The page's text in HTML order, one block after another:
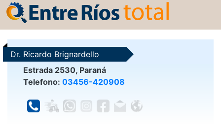
Dr. Ricardo Brignardello
Estrada 2530, Paraná
Telefono: 03456-420908